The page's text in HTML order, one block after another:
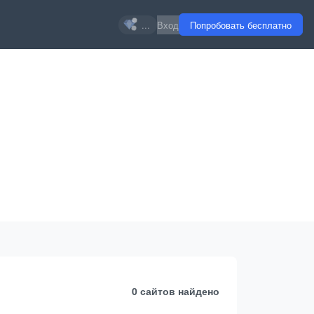
... Вход Попробовать бесплатно
0 сайтов найдено